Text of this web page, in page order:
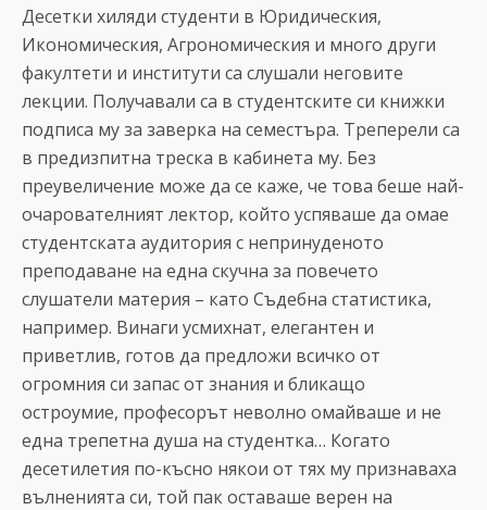
Десетки хиляди студенти в Юридическия,
Икономическия, Агрономическия и много други
факултети и институти са слушали неговите
лекции. Получавали са в студентските си книжки
подписа му за заверка на семестъра. Треперели са
в предизпитна треска в кабинета му. Без
преувеличение може да се каже, че това беше най-
очарователният лектор, който успяваше да омае
студентската аудитория с непринуденото
преподаване на една скучна за повечето
слушатели материя – като Съдебна статистика,
например. Винаги усмихнат, елегантен и
приветлив, готов да предложи всичко от
огромния си запас от знания и бликащо
остроумие, професорът неволно омайваше и не
една трепетна душа на студентка… Когато
десетилетия по-късно някои от тях му признаваха
вълненията си, той пак оставаше верен на